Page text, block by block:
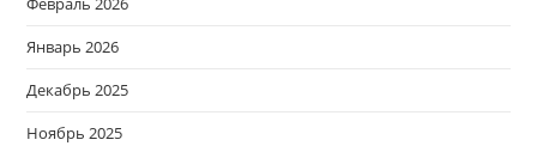
Январь 2026
Декабрь 2025
Ноябрь 2025